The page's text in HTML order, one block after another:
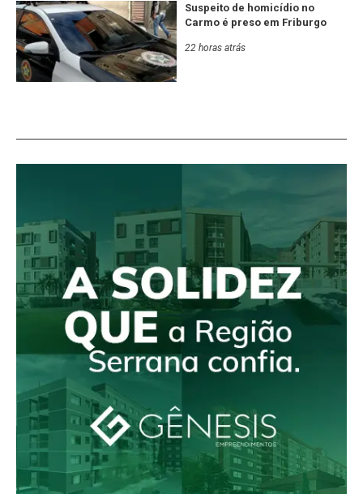
Suspeito de homicídio no
Carmo é preso em Friburgo
22 horas atrás